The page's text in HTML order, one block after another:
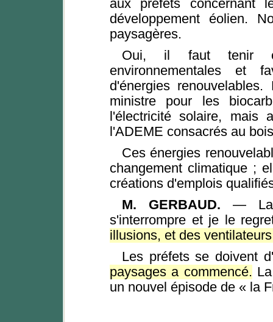
aux préfets concernant
développement éolien.
paysagères.
Oui, il faut tenir
environnementales et
d'énergies
ministre pour les
l'électricité solaire,
l'ADEME consacrés au
Ces énergies
changement climatique ;
créations d'emplois
M. GERBAUD. — La
s'interrompre et je le
illusions, et des
Les préfets se doivent
paysages a commencé.
un nouvel épisode de « la